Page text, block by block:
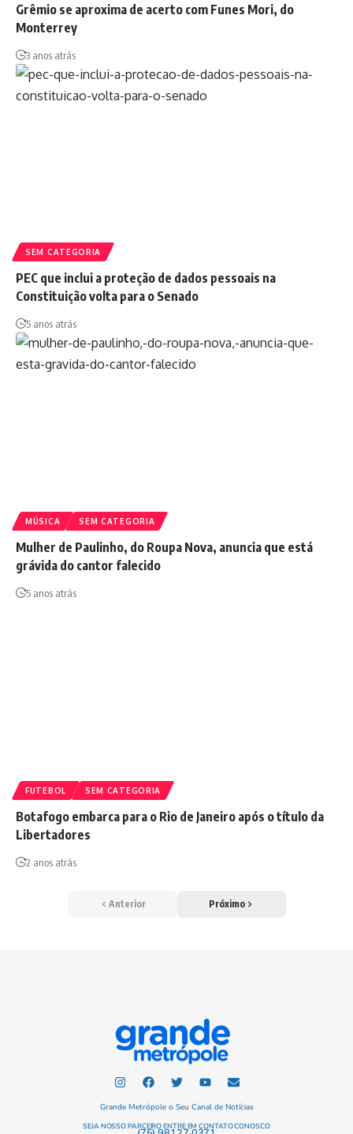
Grêmio se aproxima de acerto com Funes Mori, do
Monterrey
3 anos atrás
SEM CATEGORIA
PEC que inclui a proteção de dados pessoais na
Constituição volta para o Senado
5 anos atrás
MÚSICA SEM CATEGORIA
Mulher de Paulinho, do Roupa Nova, anuncia que está
grávida do cantor falecido
5 anos atrás
FUTEBOL SEM CATEGORIA
Botafogo embarca para o Rio de Janeiro após o título da
Libertadores
2 anos atrás
Anterior Próximo
Grande Metrópole o Seu Canal de Notícias
SEJA NOSSO PARCEIRO ENTRE EM CONTATO CONOSCO